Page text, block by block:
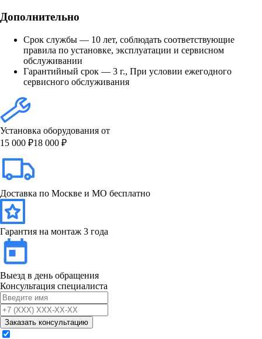
Дополнительно
Срок службы — 10 лет, соблюдать соответствующие
правила по установке, эксплуатации и сервисном
обслуживании
Гарантийный срок — 3 г., При условии ежегодного
сервисного обслуживания
Установка оборудования от
15 000 ₽18 000 ₽
Доставка по Москве и МО бесплатно
Гарантия на монтаж 3 года
Выезд в день обращения
Консультация специалиста
Заказать консультацию